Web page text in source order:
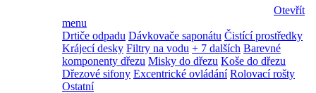
Otevřít
menu
Drtiče odpadu Dávkovače saponátu Čistící prostředky
Krájecí desky Filtry na vodu + 7 dalších Barevné
komponenty dřezu Misky do dřezu Koše do dřezu
Dřezové sifony Excentrické ovládání Rolovací rošty
Ostatní